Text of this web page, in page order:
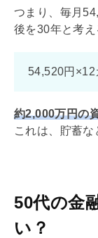
つまり、毎月
後を30年と考え
54,520円×12
約2,000万円の
これは、貯蓄な
50代の金
い？